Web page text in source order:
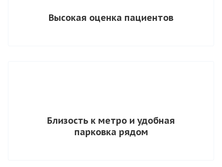
Высокая оценка пациентов
Близость к метро и удобная
парковка рядом